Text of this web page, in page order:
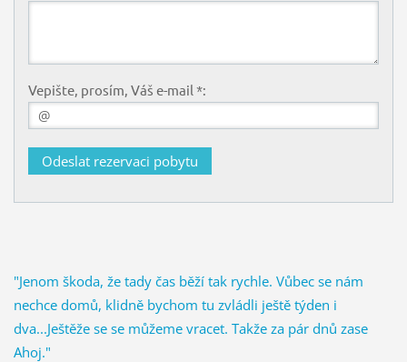
Vepište, prosím, Váš e-mail *:
"Jenom škoda, že tady čas běží tak rychle. Vůbec se nám
nechce domů, klidně bychom tu zvládli ještě týden i
dva...Ještěže se se můžeme vracet. Takže za pár dnů zase
Ahoj."